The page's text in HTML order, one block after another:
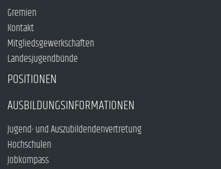
Gremien
Kontakt
Mitgliedsgewerkschaften
Landesjugendbünde
POSITIONEN
AUSBILDUNGSINFORMATIONEN
Jugend- und Auszubildendenvertretung
Hochschulen
Jobkompass